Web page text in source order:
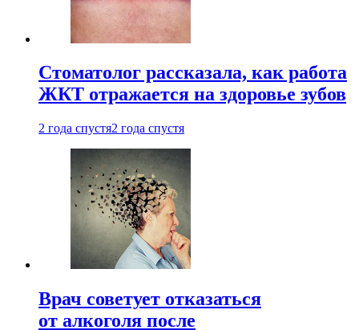
Стоматолог рассказала, как работа
ЖКТ отражается на здоровье зубов
2 года спустя2 года спустя
Врач советует отказаться
от алкоголя после